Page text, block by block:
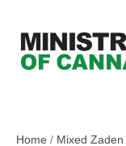
Home / Mixed Zaden